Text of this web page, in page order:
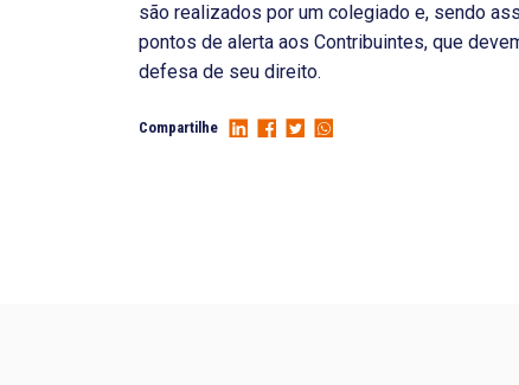
são realizados por um colegiado e, sendo
pontos de alerta aos Contribuintes, que
defesa de seu direito.
Compartilhe